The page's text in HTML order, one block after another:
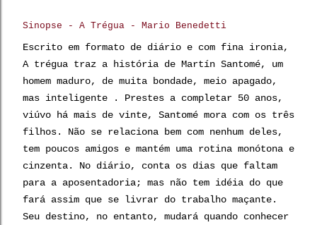
Sinopse - A Trégua - Mario Benedetti
Escrito em formato de diário e com fina ironia,
A trégua traz a história de Martín Santomé, um
homem maduro, de muita bondade, meio apagado,
mas inteligente . Prestes a completar 50 anos,
viúvo há mais de vinte, Santomé mora com os três
filhos. Não se relaciona bem com nenhum deles,
tem poucos amigos e mantém uma rotina monótona e
cinzenta. No diário, conta os dias que faltam
para a aposentadoria; mas não tem idéia do que
fará assim que se livrar do trabalho maçante.
Seu destino, no entanto, mudará quando conhecer